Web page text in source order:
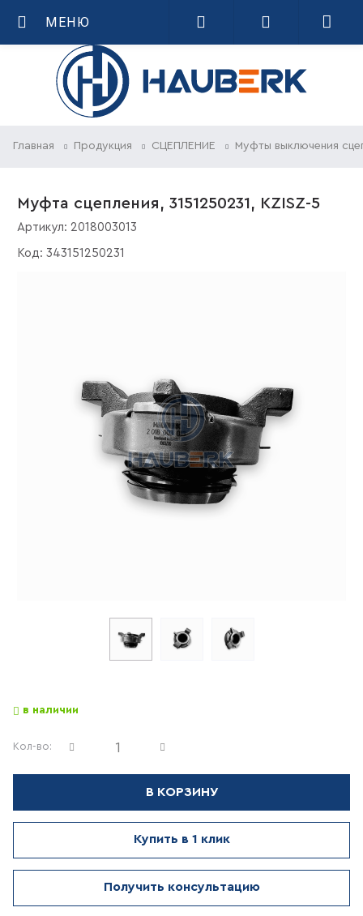
МЕНЮ
Главная Продукция СЦЕПЛЕНИЕ Муфты выключения
Муфта сцепления, 3151250231, KZISZ-5
Артикул: 2018003013
Код: 343151250231
в наличии
Кол-во:
В КОРЗИНУ
Купить в 1 клик
Получить консультацию